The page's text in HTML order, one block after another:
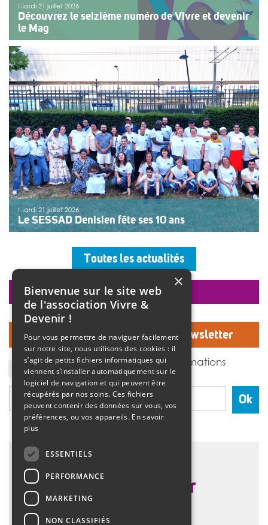
Mardi 21 juillet 2026
Découvrez le seizième numéro de Vivre et devenir
le Mag
Le numéro du mois de juillet 2026 de Vivre et devenir, Le
Mag, vient de paraître. Le dossier central se concentre
sur les vacances pour tous. Vivre et devenir a lancé un
plan d’action afin de rendre les vacances accessibles
[…]
>>Lire la suite
Mardi 21 juillet 2026
Le SESSAD Denisien fête ses 10 ans
accueillaient les invités autour d’un buffet, dans une
ambiance musicale live assurée par un groupe de
musiciens. Christine Manadi, directrice du SESSAD
depuis sa création, est revenue sur l’histoire […]
>>Lire la suite
Toutes les actualités
Inscrivez-vous à notre Newsletter
J'accepte de recevoir des informations
de l'association Vivre et devenir.
Ok
faire un don
×
Bienvenue sur le site web
de l'association Vivre &
Devenir !
Pour vous permettre de naviguer facilement
sur notre site, nous utilisons des cookies : il
s’agit de petits fichiers informatiques qui
viennent s’installer automatiquement sur le
logiciel de navigation et qui peuvent être
récupérés par nos soins. Ces fichiers
peuvent contenir des données sur vous, vos
préférences, ou vos appareils. En savoir
plus
ESSENTIELS
PERFORMANCE
MARKETING
NON CLASSIFIÉS